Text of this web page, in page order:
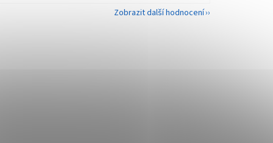
Zobrazit další hodnocení